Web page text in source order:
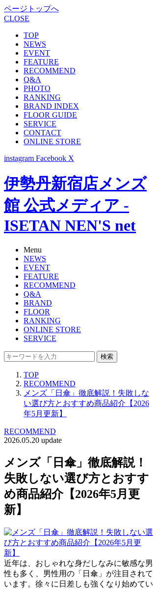
ページトップへ
CLOSE
TOP
NEWS
EVENT
FEATURE
RECOMMEND
Q&A
PHOTO
RANKING
BRAND INDEX
FLOOR GUIDE
SERVICE
CONTACT
ONLINE STORE
instagram Facebook X
伊勢丹新宿店メンズ
館 公式メディア -
ISETAN NEN'S net
Menu
NEWS
EVENT
FEATURE
RECOMMEND
Q&A
BRAND
FLOOR
RANKING
ONLINE STORE
SERVICE
検索
TOP
RECOMMEND
メンズ「日傘」徹底解説！失敗しな
い選び方とおすすめ商品紹介【2026
年5月更新】
RECOMMEND
2026.05.20 update
メンズ「日傘」徹底解説！
失敗しない選び方とおすす
め商品紹介【2026年5月更
新】
近年は、おしゃれな身だしなみに敏感な男
性も多く、男性用の「日傘」が注目されて
います。徐々に日差しも強くなり始めてい